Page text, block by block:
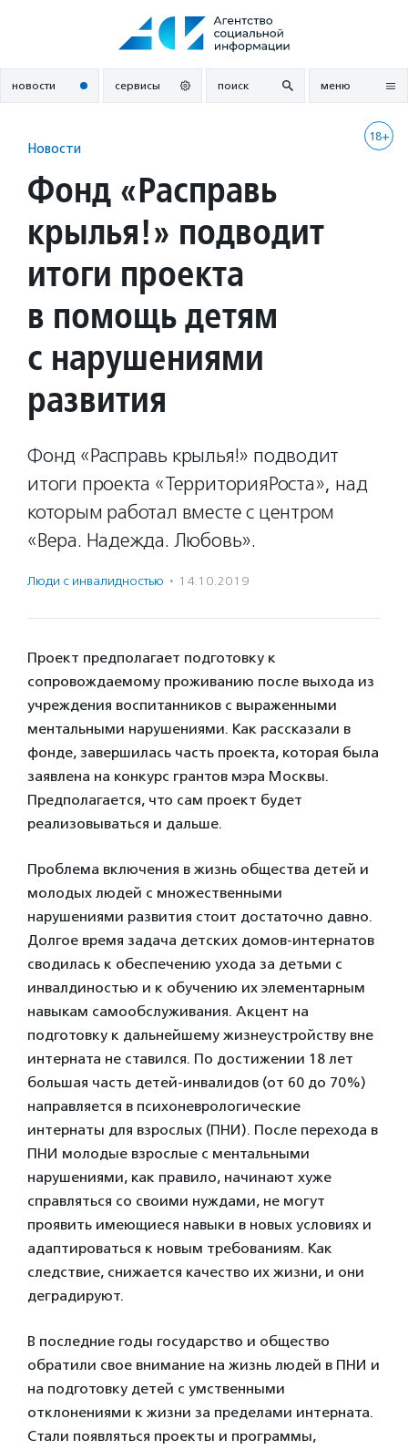
новости сервисы поиск меню
18+
Новости
Фонд «Расправь
крылья!» подводит
итоги проекта
в помощь детям
с нарушениями
развития
Фонд «Расправь крылья!» подводит
итоги проекта «ТерриторияРоста», над
которым работал вместе с центром
«Вера. Надежда. Любовь».
Люди с инвалидностью · 14.10.2019
Проект предполагает подготовку к
сопровождаемому проживанию после выхода из
учреждения воспитанников с выраженными
ментальными нарушениями. Как рассказали в
фонде, завершилась часть проекта, которая была
заявлена на конкурс грантов мэра Москвы.
Предполагается, что сам проект будет
реализовываться и дальше.
Проблема включения в жизнь общества детей и
молодых людей с множественными
нарушениями развития стоит достаточно давно.
Долгое время задача детских домов-интернатов
сводилась к обеспечению ухода за детьми с
инвалдиностью и к обучению их элементарным
навыкам самообслуживания. Акцент на
подготовку к дальнейшему жизнеустройству вне
интерната не ставился. По достижении 18 лет
большая часть детей-инвалидов (от 60 до 70%)
направляется в психоневрологические
интернаты для взрослых (ПНИ). После перехода в
ПНИ молодые взрослые с ментальными
нарушениями, как правило, начинают хуже
справляться со своими нуждами, не могут
проявить имеющиеся навыки в новых условиях и
адаптироваться к новым требованиям. Как
следствие, снижается качество их жизни, и они
деградируют.
В последние годы государство и общество
обратили свое внимание на жизнь людей в ПНИ и
на подготовку детей с умственными
отклонениями к жизни за пределами интерната.
Стали появляться проекты и программы,